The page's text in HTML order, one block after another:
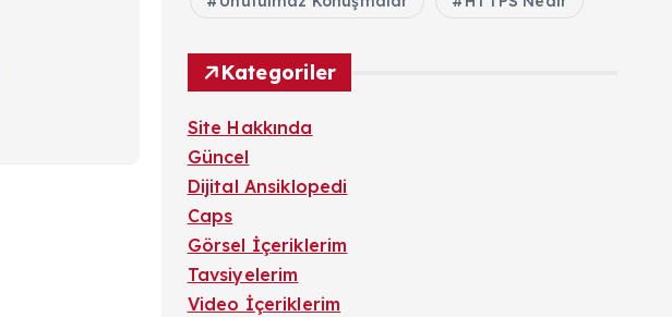
Kategoriler
Site Hakkında
Güncel
Dijital Ansiklopedi
Caps
Görsel İçeriklerim
Tavsiyelerim
Video İçeriklerim